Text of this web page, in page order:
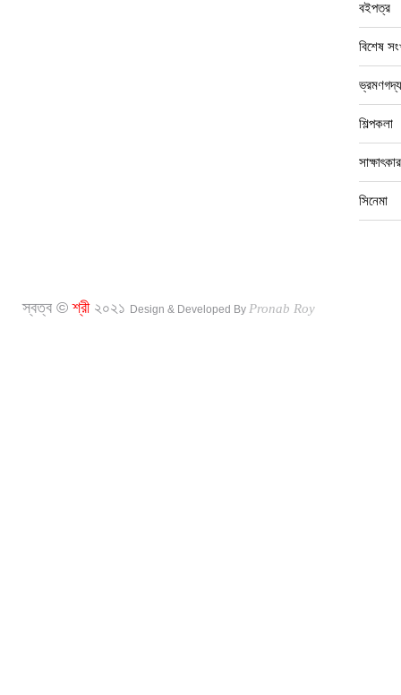
বইপত্র
বিশেষ
ভ্রমণগদ্য
শিল্পকলা
সাক্ষাৎকার
সিনেমা
স্বত্ব ©শ্রী ২০২১ Design & Developed By Pronab Roy